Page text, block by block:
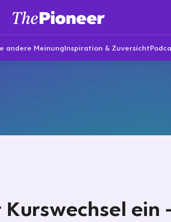
andere MeinungInspiration & Zuversicht
ein